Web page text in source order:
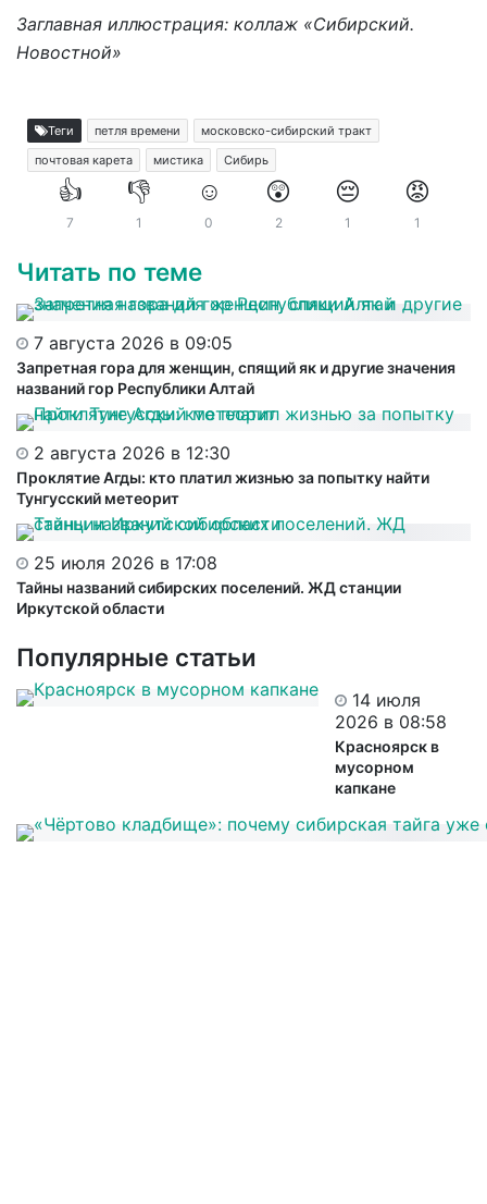
Заглавная иллюстрация: коллаж «Сибирский.
Новостной»
Теги петля времени
московско-сибирский тракт
почтовая карета
мистика Сибирь
👍
7
👎
1
☺️
0
😲
2
😔
1
😡
1
Читать по теме
7 августа 2026 в 09:05
Запретная гора для женщин, спящий як и другие значения
названий гор Республики Алтай
2 августа 2026 в 12:30
Проклятие Агды: кто платил жизнью за попытку найти
Тунгусский метеорит
25 июля 2026 в 17:08
Тайны названий сибирских поселений. ЖД станции
Иркутской области
Популярные статьи
14 июля
2026 в 08:58
Красноярск в
мусорном
капкане